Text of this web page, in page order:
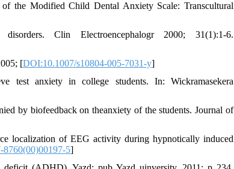
the Modified Child Dental Anxiety Scale: Transcultural
Clin Electroencephalogr 2000; 31(1):1-6.
[DOI:10.1007/s10804-005-7031-y]
anxiety in college students. In: Wickramasekera
by biofeedback on theanxiety of the students. Journal of
localization of EEG activity during hypnotically induced
5]